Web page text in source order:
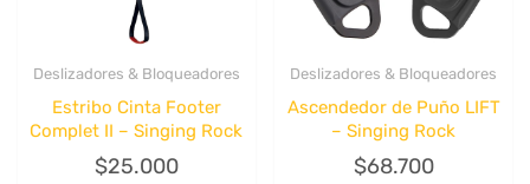
Deslizadores & Bloqueadores
Estribo Cinta Footer
Complet II – Singing Rock
$25.000
Deslizadores & Bloqueadores
Ascendedor de Puño LIFT
– Singing Rock
$68.700